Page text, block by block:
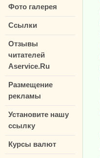
Фото галерея
Ссылки
Отзывы
читателей
Aservice.Ru
Размещение
рекламы
Установите нашу
ссылку
Курсы валют